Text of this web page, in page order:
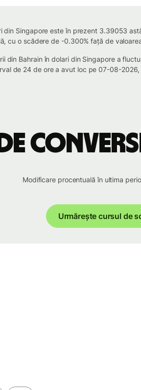
din Singapore este în prezent 3.39053
cu o scădere de -0.300% față de
din Bahrain în dolari din Singapore a
de 24 de ore a avut loc pe 07-08-
Modificare procentuală în ultima
Urmărește cursul de